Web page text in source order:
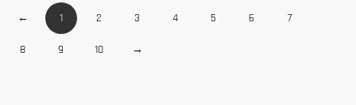
← 1 2 3 4 5 6 7
8 9 10 →